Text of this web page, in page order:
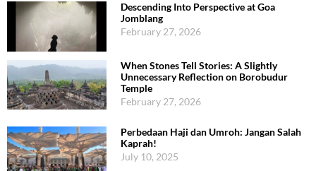
Descending Into Perspective at Goa
Jomblang
February 27, 2026
When Stones Tell Stories: A Slightly
Unnecessary Reflection on Borobudur
Temple
February 27, 2026
Perbedaan Haji dan Umroh: Jangan Salah
Kaprah!
July 10, 2025